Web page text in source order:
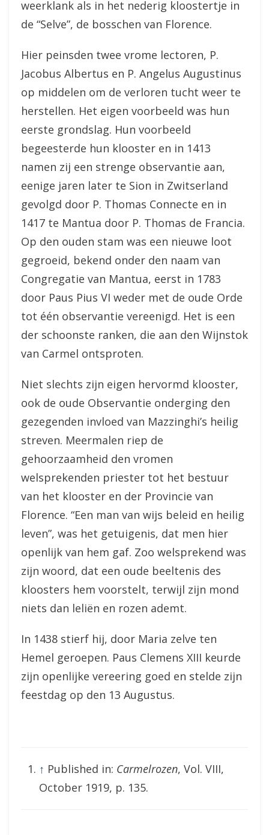
weerklank als in het nederig kloostertje in
de “Selve”, de bosschen van Florence.
Hier peinsden twee vrome lectoren, P.
Jacobus Albertus en P. Angelus Augustinus
op middelen om de verloren tucht weer te
herstellen. Het eigen voorbeeld was hun
eerste grondslag. Hun voorbeeld
begeesterde hun klooster en in 1413
namen zij een strenge observantie aan,
eenige jaren later te Sion in Zwitserland
gevolgd door P. Thomas Connecte en in
1417 te Mantua door P. Thomas de Francia.
Op den ouden stam was een nieuwe loot
gegroeid, bekend onder den naam van
Congregatie van Mantua, eerst in 1783
door Paus Pius VI weder met de oude Orde
tot één observantie vereenigd. Het is een
der schoonste ranken, die aan den Wijnstok
van Carmel ontsproten.
Niet slechts zijn eigen hervormd klooster,
ook de oude Observantie onderging den
gezegenden invloed van Mazzinghi’s heilig
streven. Meermalen riep de
gehoorzaamheid den vromen
welsprekenden priester tot het bestuur
van het klooster en der Provincie van
Florence. “Een man van wijs beleid en heilig
leven”, was het getuigenis, dat men hier
openlijk van hem gaf. Zoo welsprekend was
zijn woord, dat een oude beeltenis des
kloosters hem voorstelt, terwijl zijn mond
niets dan leliën en rozen ademt.
In 1438 stierf hij, door Maria zelve ten
Hemel geroepen. Paus Clemens XIII keurde
zijn openlijke vereering goed en stelde zijn
feestdag op den 13 Augustus.
↑ Published in: Carmelrozen, Vol. VIII,
October 1919, p. 135.